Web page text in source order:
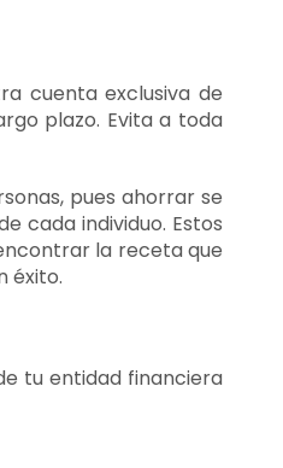
cuenta exclusiva de
plazo. Evita a toda
pues ahorrar se
cada individuo. Estos
la receta que
éxito.
tu entidad financiera